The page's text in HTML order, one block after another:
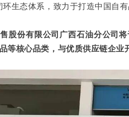
生态体系，致力于打造中国自有
股份有限公司广西石油分公司
等核心品类，与优质供应链企业